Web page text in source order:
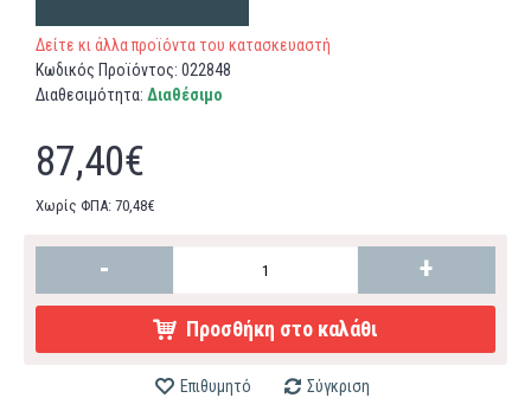
Δείτε κι άλλα προϊόντα του κατασκευαστή
Κωδικός Προϊόντος: 022848
Διαθεσιμότητα: Διαθέσιμο
87,40€
Χωρίς ΦΠΑ: 70,48€
- +
Προσθήκη στο καλάθι
Επιθυμητό Σύγκριση